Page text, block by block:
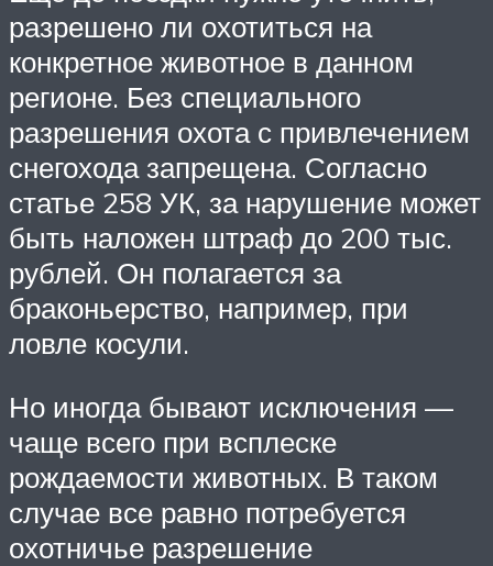
разрешено ли охотиться на
конкретное животное в данном
регионе. Без специального
разрешения охота с привлечением
снегохода запрещена. Согласно
статье 258 УК, за нарушение может
быть наложен штраф до 200 тыс.
рублей. Он полагается за
браконьерство, например, при
ловле косули.
Но иногда бывают исключения —
чаще всего при всплеске
рождаемости животных. В таком
случае все равно потребуется
охотничье разрешение